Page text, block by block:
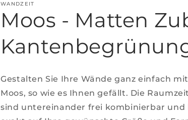
WANDZEIT
Moos - Matten
Gestalten Sie Ihre Wände ganz einfach
Moos, so wie es Ihnen gefällt. Die
sind untereinander frei kombinierbar und